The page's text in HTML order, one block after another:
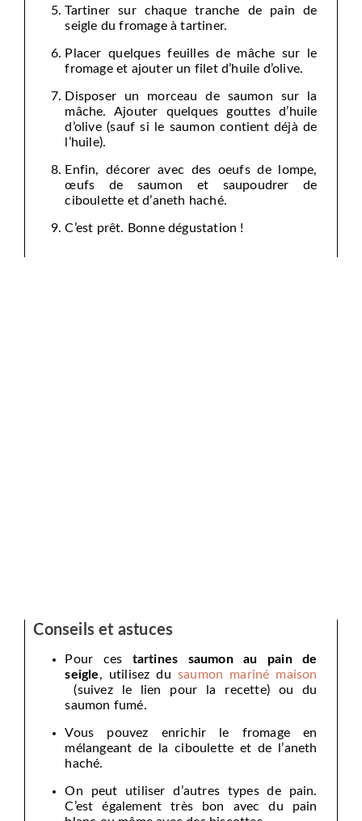
Tartiner sur chaque tranche de pain de
seigle du fromage à tartiner.
Placer quelques feuilles de mâche sur le
fromage et ajouter un filet d’huile d’olive.
Disposer un morceau de saumon sur la
mâche. Ajouter quelques gouttes d’huile
d’olive (sauf si le saumon contient déjà de
l’huile).
Enfin, décorer avec des oeufs de lompe,
œufs de saumon et saupoudrer de
ciboulette et d’aneth haché.
C’est prêt. Bonne dégustation !
Conseils et astuces
Pour ces tartines saumon au pain de
seigle, utilisez du saumon mariné maison
(suivez le lien pour la recette) ou du
saumon fumé.
Vous pouvez enrichir le fromage en
mélangeant de la ciboulette et de l’aneth
haché.
On peut utiliser d’autres types de pain.
C’est également très bon avec du pain